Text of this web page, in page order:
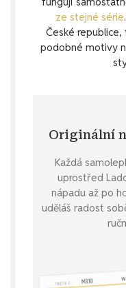
ze stejné série
České
podobné motivy
Originální
Každá
uprostřed
nápadu až po
uděláš radost